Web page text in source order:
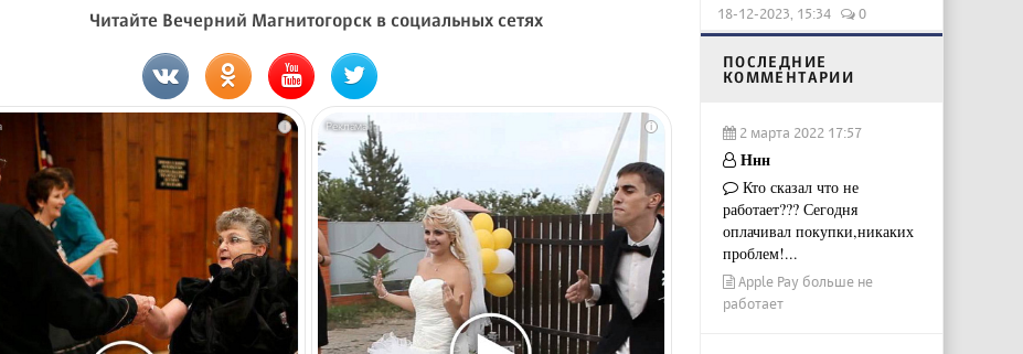
Читайте Вечерний Магнитогорск в социальных сетях
i i
18-12-2023, 15:34 0
ПОСЛЕДНИЕ
КОММЕНТАРИИ
2 марта 2022 17:57
Ннн
Кто сказал что не
работает??? Сегодня
оплачивал покупки,никаких
проблем!...
Apple Pay больше не
работает